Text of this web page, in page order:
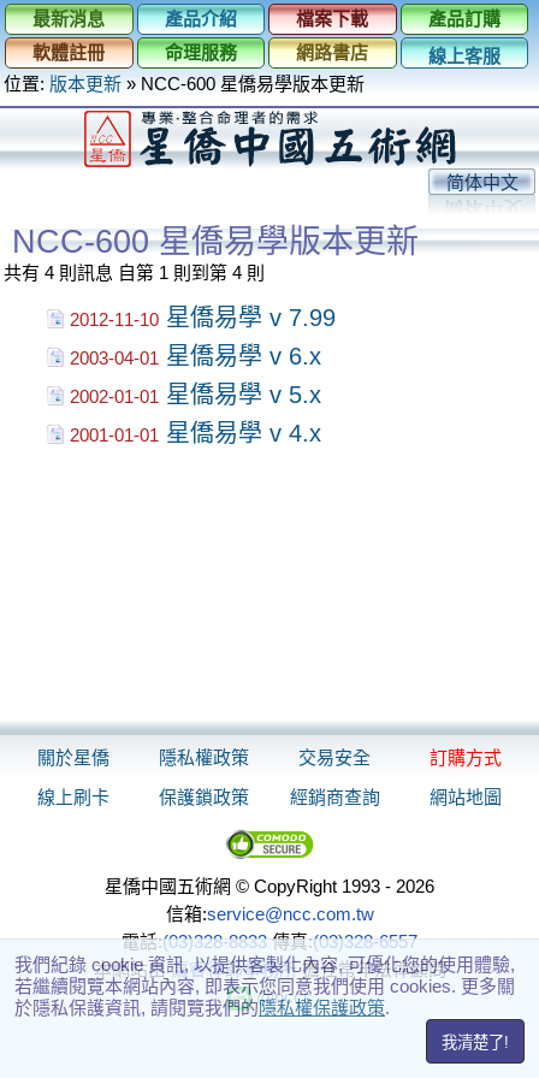
最新消息 產品介紹 檔案下載
產品訂購
軟體註冊
命理服務 網路書店
線上客服
位置: 版本更新 » NCC-600 星僑易學版本更新
简体中文
NCC-600 星僑易學版本更新
共有 4 則訊息 自第 1 則到第 4 則
2012-11-10 星僑易學 v 7.99
2003-04-01 星僑易學 v 6.x
2002-01-01 星僑易學 v 5.x
2001-01-01 星僑易學 v 4.x
關於星僑 隱私權政策 交易安全
訂購方式
線上刷卡
保護鎖政策 經銷商查詢 網站地圖
星僑中國五術網 © CopyRight 1993 - 2026
信箱:service@ncc.com.tw
電話:(03)328-8833傳真:(03)328-6557
本網站由瀛睿律師事務所擔任常年法律顧問
@nccs
我們紀錄 cookie 資訊, 以提供客製化內容, 可優化您的使用體驗,
若繼續閱覽本網站內容, 即表示您同意我們使用 cookies. 更多關
於隱私保護資訊, 請閱覽我們的隱私權保護政策.
我清楚了!